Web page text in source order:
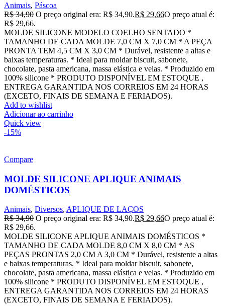
Animais, Páscoa
R$34,90 O preço original era: R$ 34,90.R$ 29,66O preço atual é:
R$ 29,66.
MOLDE SILICONE MODELO COELHO SENTADO *
TAMANHO DE CADA MOLDE 7,0 CM X 7,0 CM * A PEÇA
PRONTA TEM 4,5 CM X 3,0 CM * Durável, resistente a altas e
baixas temperaturas. * Ideal para moldar biscuit, sabonete,
chocolate, pasta americana, massa elástica e velas. * Produzido em
100% silicone * PRODUTO DISPONÍVEL EM ESTOQUE ,
ENTREGA GARANTIDA NOS CORREIOS EM 24 HORAS
(EXCETO, FINAIS DE SEMANA E FERIADOS).
Add to wishlist
Adicionar ao carrinho
Quick view
-15%
Compare
MOLDE SILICONE APLIQUE ANIMAIS
DOMÉSTICOS
Animais, Diversos, APLIQUE DE LAÇOS
R$34,90 O preço original era: R$ 34,90.R$ 29,66O preço atual é:
R$ 29,66.
MOLDE SILICONE APLIQUE ANIMAIS DOMÉSTICOS *
TAMANHO DE CADA MOLDE 8,0 CM X 8,0 CM * AS
PEÇAS PRONTAS 2,0 CM A 3,0 CM * Durável, resistente a altas
e baixas temperaturas. * Ideal para moldar biscuit, sabonete,
chocolate, pasta americana, massa elástica e velas. * Produzido em
100% silicone * PRODUTO DISPONÍVEL EM ESTOQUE ,
ENTREGA GARANTIDA NOS CORREIOS EM 24 HORAS
(EXCETO, FINAIS DE SEMANA E FERIADOS).